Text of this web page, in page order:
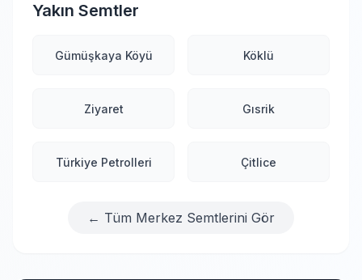
Yakın Semtler
Gümüşkaya Köyü Köklü
Ziyaret Gısrik
Türkiye Petrolleri Çitlice
← Tüm Merkez Semtlerini Gör